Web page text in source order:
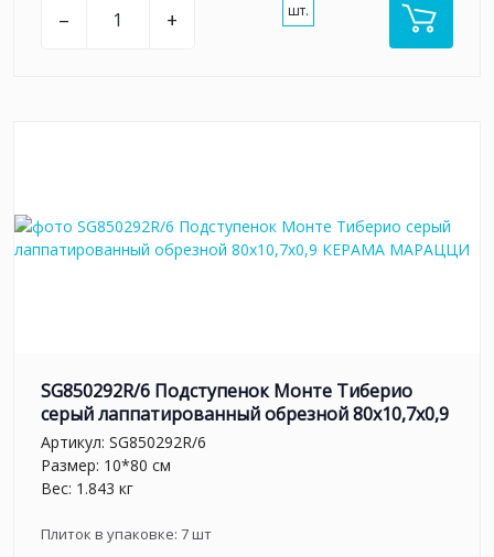
– + шт.
SG850292R/6 Подступенок Монте Тиберио
серый лаппатированный обрезной 80x10,7x0,9
Артикул: SG850292R/6
Размер: 10*80 см
Вес: 1.843 кг
Плиток в упаковке: 7шт